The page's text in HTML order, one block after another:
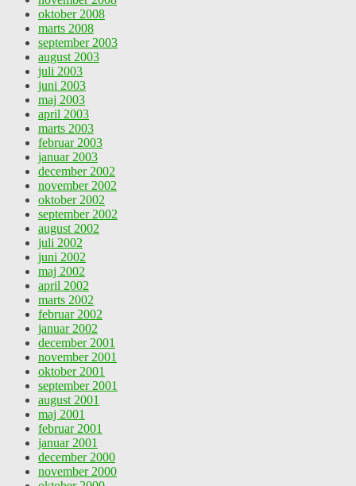
oktober 2008
marts 2008
september 2003
august 2003
juli 2003
juni 2003
maj 2003
april 2003
marts 2003
februar 2003
januar 2003
december 2002
november 2002
oktober 2002
september 2002
august 2002
juli 2002
juni 2002
maj 2002
april 2002
marts 2002
februar 2002
januar 2002
december 2001
november 2001
oktober 2001
september 2001
august 2001
maj 2001
februar 2001
januar 2001
december 2000
november 2000